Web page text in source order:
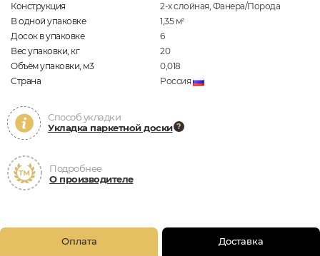
Конструкция
2-х слойная, Фанера/Порода
В одной упаковке
1,35 м2
Досок в упаковке
6
Вес упаковки, кг
20
Объём упаковки, м3
0,018
Страна
Россия
Способ укладки
Укладка паркетной доски
Подробнее
О производителе
Оплата Доставка